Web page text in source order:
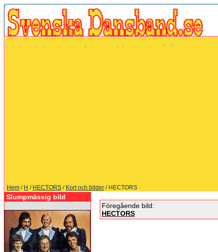
Hem / H / HECTORS / Kort och bilder / HECTORS
Slumpmässig bild
Föregående bild:
HECTORS